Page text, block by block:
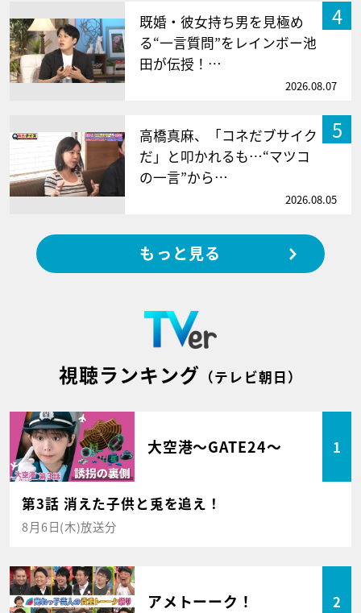
4
既婚・彼女持ち男を見極め
る“一言質問”をレインボー池
田が伝授！…
2026.08.07
5
高橋真麻、「コネだブサイク
だ」と叩かれるも…“マツコ
の一言”から…
2026.08.05
もっと見る
視聴ランキング （テレビ朝日）
大空港～GATE24～ 1
第3話 消えた子供と兎を追え！
8月6日(木)放送分
アメトーーク！ 2